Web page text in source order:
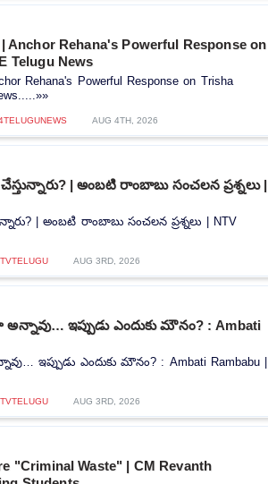
Anchor Rehana's Powerful Response on
Telugu News
Rehana's Powerful Response on Trisha
AUG 4TH, 2026
| అంబటి రాంబాబు సంచలన ప్రశ్నలు |
| అంబటి రాంబాబు సంచలన ప్రశ్నలు | NTV
AUG 3RD, 2026
ఇప్పుడు ఎందుకు మౌనం? : Ambati
ఇప్పుడు ఎందుకు మౌనం? : Ambati Rambabu |
AUG 3RD, 2026
"Criminal Waste" | CM Revanth